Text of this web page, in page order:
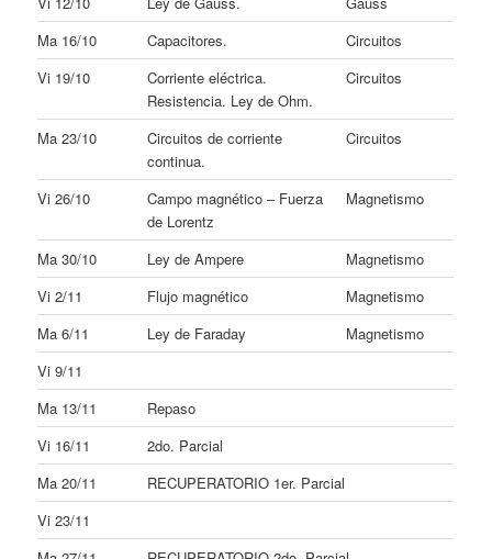
Ma 16/10
Capacitores.
Circuitos
Vi 19/10
Corriente eléctrica.
Resistencia. Ley de Ohm.
Circuitos
Ma 23/10
Circuitos de corriente
continua.
Circuitos
Vi 26/10
Campo magnético – Fuerza
de Lorentz
Magnetismo
Ma 30/10 Ley de Ampere
Magnetismo
Vi 2/11
Flujo magnético
Magnetismo
Ma 6/11
Ley de Faraday
Magnetismo
Vi 9/11
Ma 13/11
Repaso
Vi 16/11
2do. Parcial
Ma 20/11
RECUPERATORIO 1er. Parcial
Vi 23/11